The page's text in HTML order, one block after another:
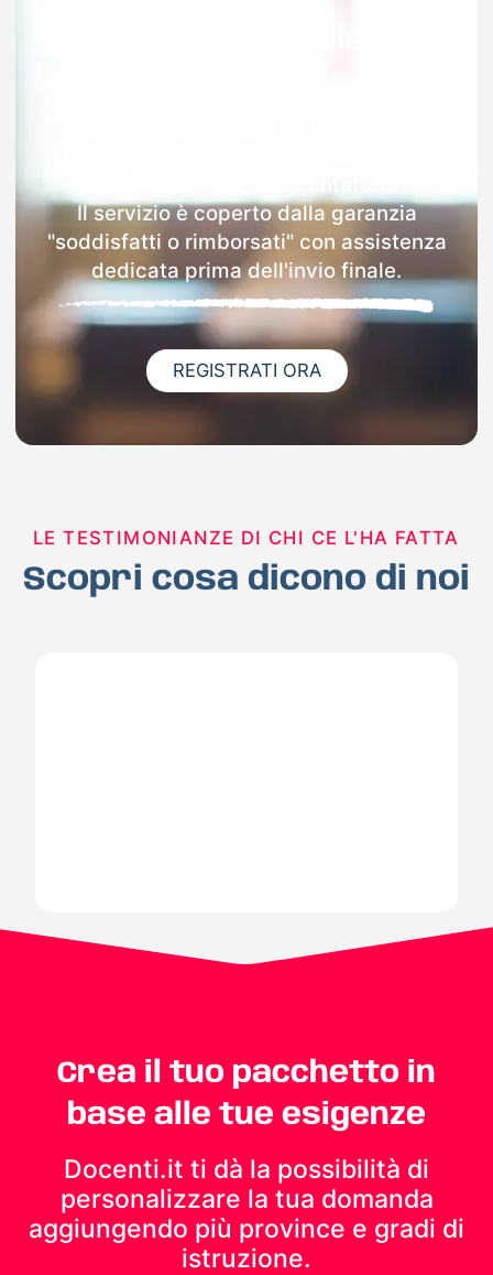
Il servizio è coperto dalla garanzia
"soddisfatti o rimborsati" con assistenza
dedicata prima dell'invio finale.
REGISTRATI ORA
LE TESTIMONIANZE DI CHI CE L'HA FATTA
Scopri cosa dicono di noi
Crea il tuo pacchetto in
base alle tue esigenze
Docenti.it ti dà la possibilità di
personalizzare la tua domanda
aggiungendo più province e gradi di
istruzione.